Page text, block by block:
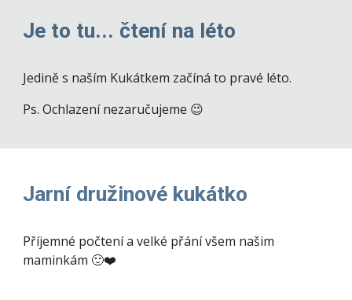
Je to tu... čtení na léto
Jedině s naším Kukátkem začíná to pravé léto.
Ps. Ochlazení nezaručujeme 😉
Jarní družinové kukátko
Příjemné počtení a velké přání všem našim
maminkám 🙂❤️